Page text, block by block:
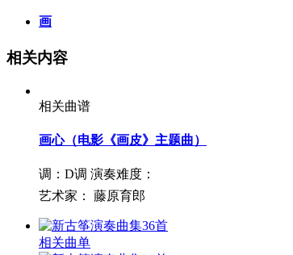
画
相关内容
相关曲谱
画心（电影《画皮》主题曲）
调：D调 演奏难度：
艺术家：
藤原育郎
相关曲单